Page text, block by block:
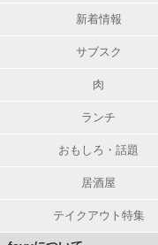
新着情報
サブスク
肉
ランチ
おもしろ・話題
居酒屋
テイクアウト特集